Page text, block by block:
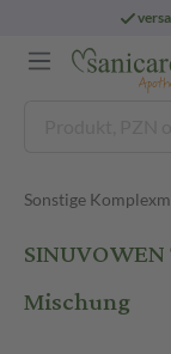
Sonstige
Mischung